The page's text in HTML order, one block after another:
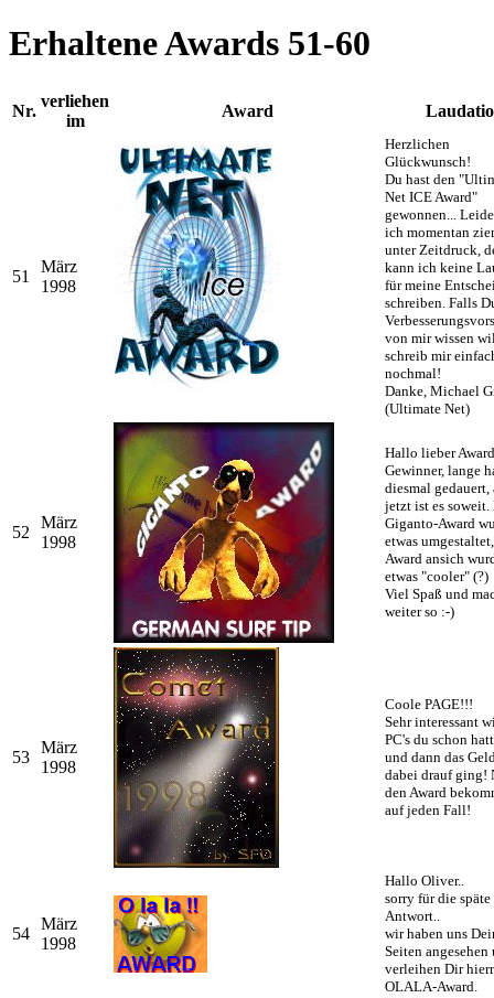
Erhaltene Awards 51-60
Nr.
verliehen
im
Award Laudatio
51
März
1998
Herzlichen
Glückwunsch!
Du hast den
Net ICE Award"
gewonnen...
ich momentan
unter Zeitdruck,
kann ich keine
für meine
schreiben. Falls
von mir wissen
schreib mir
nochmal!
Danke, Michael
(Ultimate Net)
52
März
1998
Hallo lieber
Gewinner, lange
diesmal gedauert,
jetzt ist es soweit.
Giganto-Award
etwas
Award ansich
etwas "cooler" (?)
Viel Spaß und
weiter so :-)
53
März
1998
Coole PAGE!!!
Sehr interessant
PC's du schon
und dann das
dabei drauf ging!
den Award
auf jeden Fall!
54
März
1998
Hallo Oliver..
sorry für die späte
Antwort..
wir haben uns
Seiten angesehen
verleihen Dir
OLALA-Award.